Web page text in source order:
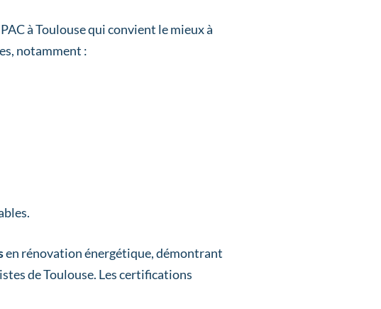
à Toulouse qui convient le mieux à
notamment :
en rénovation énergétique, démontrant
de Toulouse. Les certifications